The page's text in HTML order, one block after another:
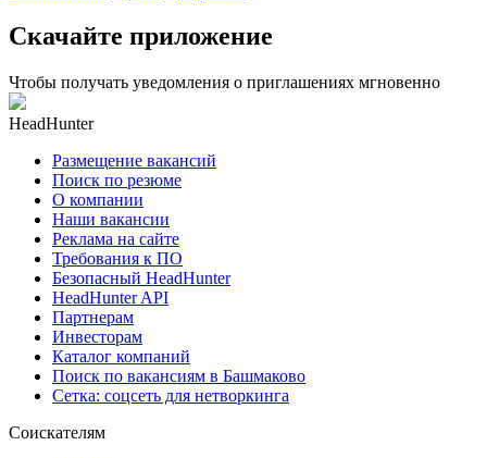
Скачайте приложение
Чтобы получать уведомления о приглашениях мгновенно
HeadHunter
Размещение вакансий
Поиск по резюме
О компании
Наши вакансии
Реклама на сайте
Требования к ПО
Безопасный HeadHunter
HeadHunter API
Партнерам
Инвесторам
Каталог компаний
Поиск по вакансиям в Башмаково
Сетка: соцсеть для нетворкинга
Соискателям